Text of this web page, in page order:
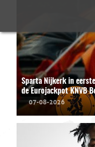
Sparta Nijkerk in
de Eurojackpot KNVB
07-08-2026